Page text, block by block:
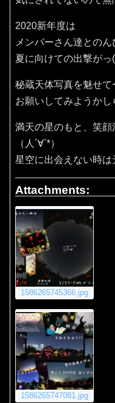
2020新年度は
メンバーさん達との
夏に向けての出撃がっ
秘蔵天体写真を魅せて
お願いしてみようかし
満天の星のもと、笑顔
（人´∀`*）
星空に出会えない時
Attachments:
1586265745366.jpg
1586265747081.jpg